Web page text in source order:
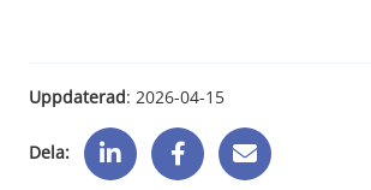
Uppdaterad: 2026-04-15
Dela: